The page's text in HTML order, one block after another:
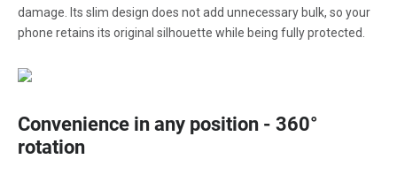
damage. Its slim design does not add unnecessary bulk, so your
phone retains its original silhouette while being fully protected.
Convenience in any position - 360°
rotation